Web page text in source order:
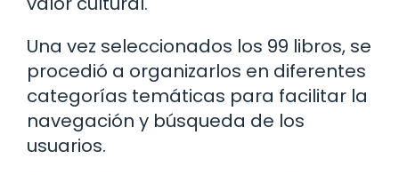
Una vez seleccionados los 99 libros, se
procedió a organizarlos en diferentes
categorías temáticas para facilitar la
navegación y búsqueda de los
usuarios.